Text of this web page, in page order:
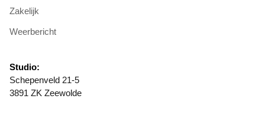
Zakelijk
Weerbericht
Studio:
Schepenveld 21-5
3891 ZK Zeewolde